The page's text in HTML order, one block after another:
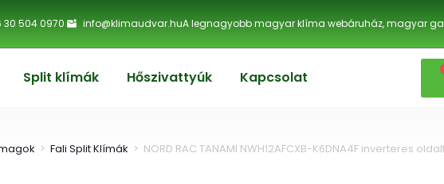
30 504 0970 info@klimaudvar.huA legnagyobb magyar klíma webáruház, magyar
Split klímák Hőszivattyúk Kapcsolat
> Fali Split Klímák > NORD RAC TANAMI NWH12AFCXB-K6DNA4F inverteres